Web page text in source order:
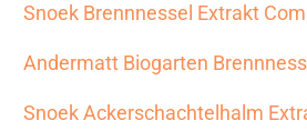
Snoek Brennnessel Extrakt
Andermatt Biogarten
Snoek Ackerschachtelhalm